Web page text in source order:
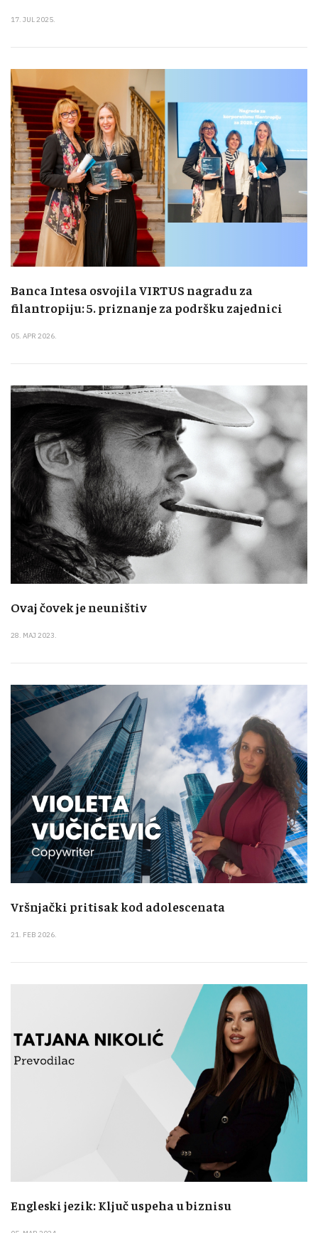
17. JUL 2025.
Banca Intesa osvojila VIRTUS nagradu za
filantropiju: 5. priznanje za podršku zajednici
05. APR 2026.
Ovaj čovek je neuništiv
28. MAJ 2023.
Vršnjački pritisak kod adolescenata
21. FEB 2026.
Engleski jezik: Ključ uspeha u biznisu